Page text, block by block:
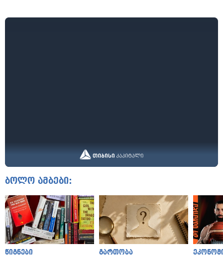
ბოლო ამბები:
წიგნები გართობა